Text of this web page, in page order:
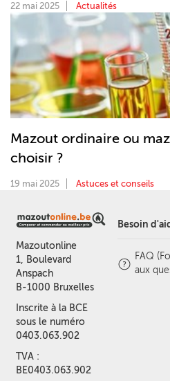
22 mai 2025 Actualités
Mazout ordinaire ou
choisir ?
19 mai 2025 Astuces et conseils
Mazoutonline
1, Boulevard
Anspach
B-1000 Bruxelles
Inscrite à la BCE
sous le numéro
0403.063.902
TVA :
BE0403.063.902
Besoin
FAQ
aux